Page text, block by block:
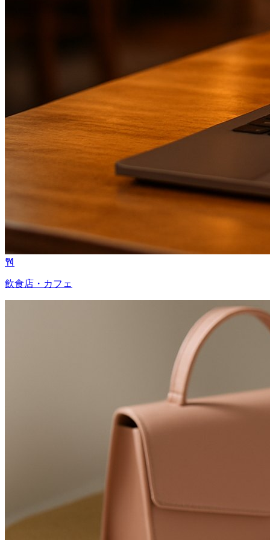
飲食店・カフェ